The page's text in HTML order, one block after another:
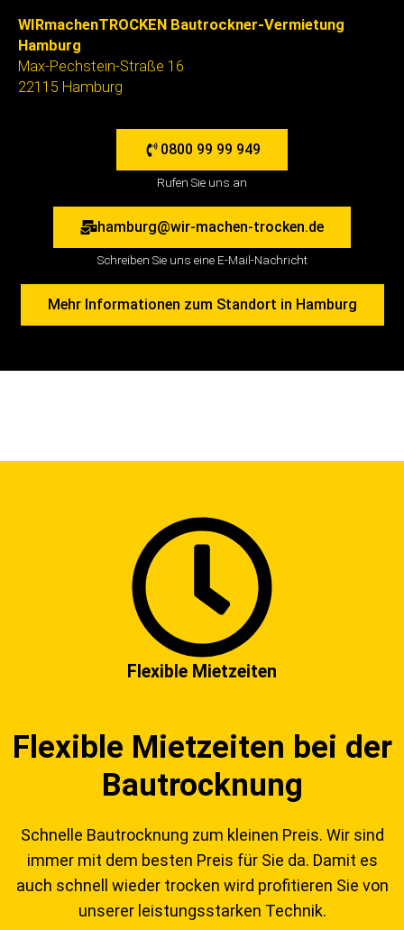
WIRmachenTROCKEN Bautrockner-Vermietung
Hamburg
Max-Pechstein-Straße 16
22115 Hamburg
0800 99 99 949
Rufen Sie uns an
hamburg@wir-machen-trocken.de
Schreiben Sie uns eine E-Mail-Nachricht
Mehr Informationen zum Standort in Hamburg
Flexible Mietzeiten
Flexible Mietzeiten bei der
Bautrocknung
Schnelle Bautrocknung zum kleinen Preis. Wir sind
immer mit dem besten Preis für Sie da. Damit es
auch schnell wieder trocken wird profitieren Sie von
unserer leistungsstarken Technik.